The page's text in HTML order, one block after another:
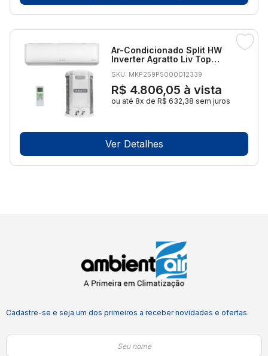
Ar-Condicionado Split HW
Inverter Agratto Liv Top
30.000 BTUs R-32 Só Frio
220V
SKU: MKP259P5000012339
R$ 4.806,05 à vista
ou até 8x de R$ 632,38 sem juros
Ver Detalhes
Cadastre-se e seja um dos primeiros a receber novidades e ofertas.